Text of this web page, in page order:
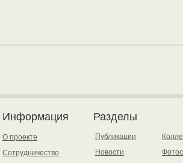
Информация
О проекте
Сотрудничество
Разделы
Публикации
Новости